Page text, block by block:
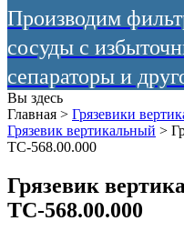
Производим
сосуды с
сепараторы и
Вы здесь
Главная > Грязевики
Грязевик вертикальный >
ТС-568.00.000
Грязевик
ТС-568.00.000